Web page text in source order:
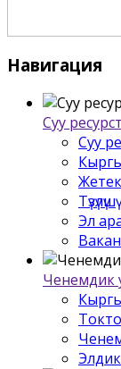
Навигация
Суу
Суу
Түзүлүшү
Эл
Ченемдик